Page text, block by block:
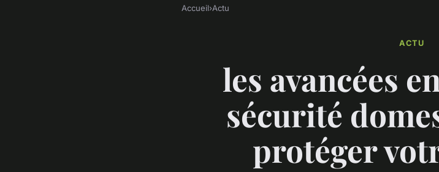
Accueil›Actu
ACTU
les avancées
sécurité
protéger